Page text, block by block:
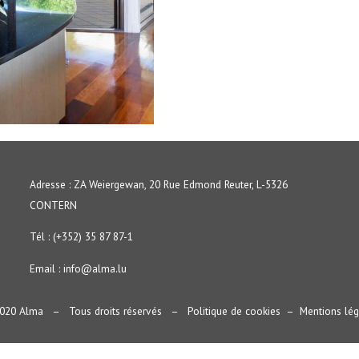
Adresse : ZA Weiergewan, 20 Rue Edmond Reuter, L-5326
CONTERN
Tél : (+352) 35 87 87-1
Email :info@alma.lu
Alma – Tous droits réservés – Politique de cookies – Mentions